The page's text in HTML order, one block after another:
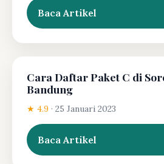
Baca Artikel
Cara Daftar Paket C di
Bandung
★ 4.9 · 25 Januari 2023
Baca Artikel